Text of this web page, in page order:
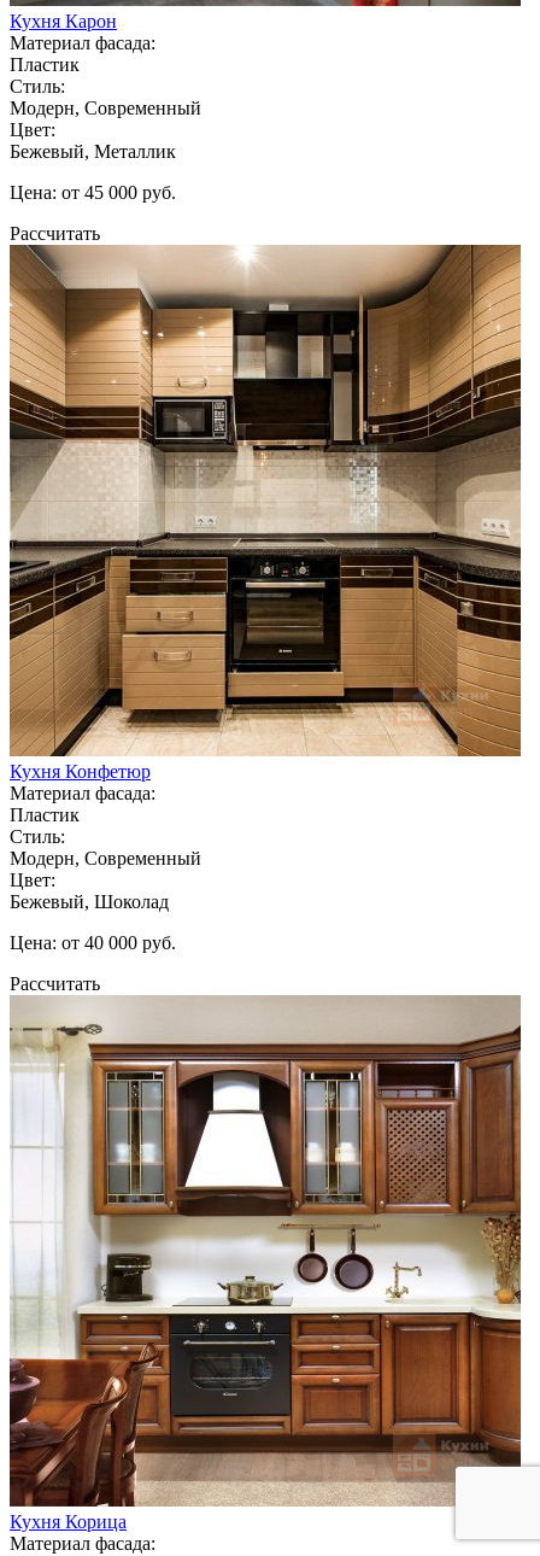
Кухня Карон
Материал фасада:
Пластик
Стиль:
Модерн, Современный
Цвет:
Бежевый, Металлик
Цена: от 45 000 руб.
Рассчитать
Кухня Конфетюр
Материал фасада:
Пластик
Стиль:
Модерн, Современный
Цвет:
Бежевый, Шоколад
Цена: от 40 000 руб.
Рассчитать
Кухня Корица
Материал фасада: